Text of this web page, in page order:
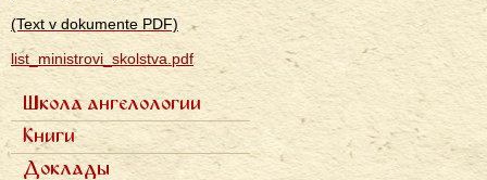
(Text v dokumente PDF)
list_ministrovi_skolstva.pdf
Primárne
odkazy
ru
Школа ангелологии
Семь ступеней
Фотогалерея
Книги
Семь архангелов
Доклады